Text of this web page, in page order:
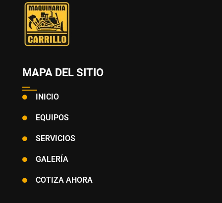
MAPA DEL SITIO
INICIO
EQUIPOS
SERVICIOS
GALERÍA
COTIZA AHORA